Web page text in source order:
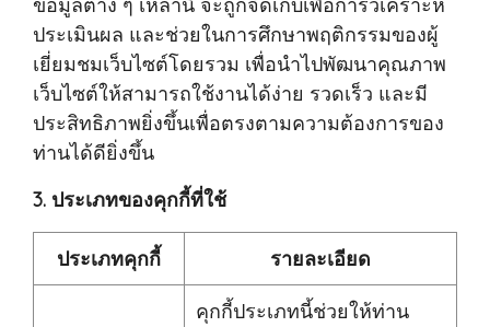
ประเมินผล และช่วยในการศึกษาพฤติกรรมของผู้
เยี่ยมชมเว็บไซต์โดยรวม เพื่อนำไปพัฒนาคุณภาพ
เว็บไซต์ให้สามารถใช้งานได้ง่าย รวดเร็ว และมี
ประสิทธิภาพยิ่งขึ้นเพื่อตรงตามความต้องการของ
ท่านได้ดียิ่งขึ้น
3. ประเภทของคุกกี้ที่ใช้
ประเภทคุกกี้ รายละเอียด
คุกกี้ประเภทนี้ช่วยให้ท่าน